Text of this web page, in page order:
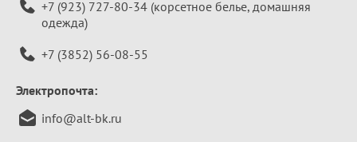
+7 (923) 727-80-34 (корсетное белье, домашняя
одежда)
+7 (3852) 56-08-55
Электропочта:
info@alt-bk.ru